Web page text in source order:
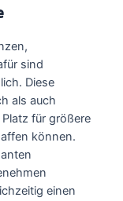
sind
Diese
als auch
für größere
können.
einen